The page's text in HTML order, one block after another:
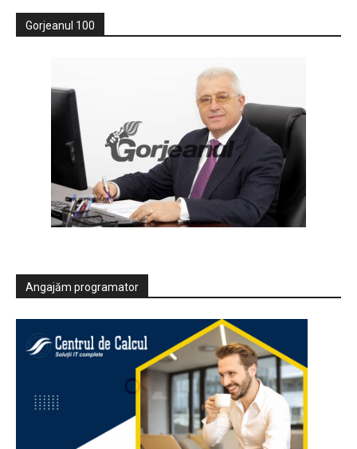
Gorjeanul 100
Angajăm programator